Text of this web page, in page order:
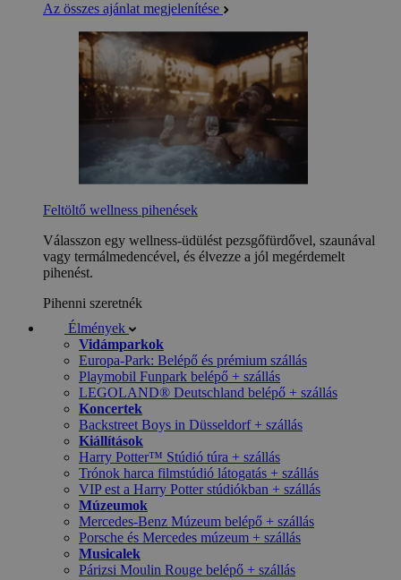
Az összes ajánlat megjelenítése
Feltöltő wellness pihenések
Válasszon egy wellness-üdülést pezsgőfürdővel, szaunával
vagy termálmedencével, és élvezze a jól megérdemelt
pihenést.
Pihenni szeretnék
Élmények
Vidámparkok
Europa-Park: Belépő és prémium szállás
Playmobil Funpark belépő + szállás
LEGOLAND® Deutschland belépő + szállás
Koncertek
Backstreet Boys in Düsseldorf + szállás
Kiállítások
Harry Potter™ Stúdió túra + szállás
Trónok harca filmstúdió látogatás + szállás
VIP est a Harry Potter stúdiókban + szállás
Múzeumok
Mercedes-Benz Múzeum belépő + szállás
Porsche és Mercedes múzeum + szállás
Musicalek
Párizsi Moulin Rouge belépő + szállás